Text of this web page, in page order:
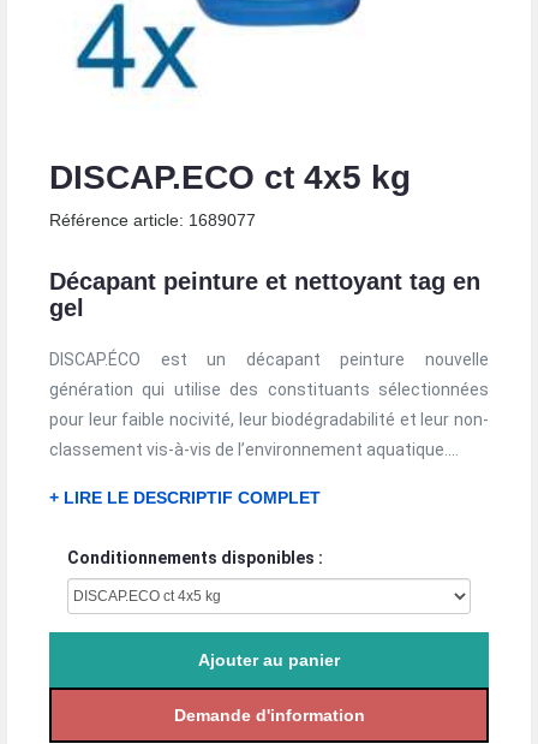
DISCAP.ECO ct 4x5 kg
Référence article: 1689077
Décapant peinture et nettoyant tag en
gel
DISCAP.ÉCO est un décapant peinture nouvelle
génération qui utilise des constituants sélectionnées
pour leur faible nocivité, leur biodégradabilité et leur non-
classement vis-à-vis de l’environnement aquatique....
+ LIRE LE DESCRIPTIF COMPLET
Conditionnements disponibles :